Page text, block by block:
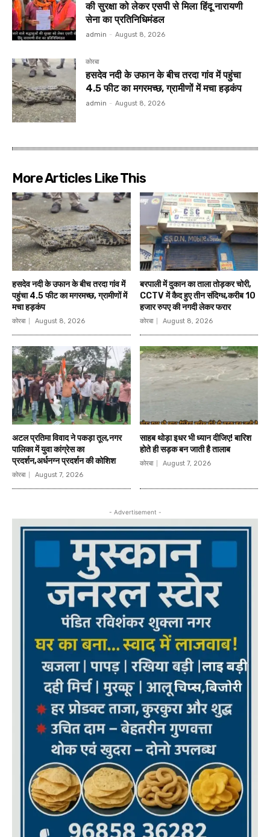
की सुरक्षा को लेकर एसपी से मिला हिंदू नारायणी
सेना का प्रतिनिधिमंडल
admin - August 8, 2026
कोरबा
हसदेव नदी के उफान के बीच तरदा गांव में पहुंचा
4.5 फीट का मगरमच्छ, ग्रामीणों में मचा हड़कंप
admin - August 8, 2026
More Articles Like This
हसदेव नदी के उफान के बीच तरदा गांव में
पहुंचा 4.5 फीट का मगरमच्छ, ग्रामीणों में
मचा हड़कंप
कोरबा August 8, 2026
बरपाली में दुकान का ताला तोड़कर चोरी,
CCTV में कैद हुए तीन संदिग्ध,करीब 10
हजार रुपए की नगदी लेकर फरार
कोरबा August 8, 2026
अटल प्रतिमा विवाद ने पकड़ा तूल,नगर
पालिका में युवा कांग्रेस का
प्रदर्शन,अर्धनग्न प्रदर्शन की कोशिश
कोरबा August 7, 2026
साहब थोड़ा इधर भी ध्यान दीजिए! बारिश
होते ही सड़क बन जाती है तालाब
कोरबा August 7, 2026
- Advertisement -